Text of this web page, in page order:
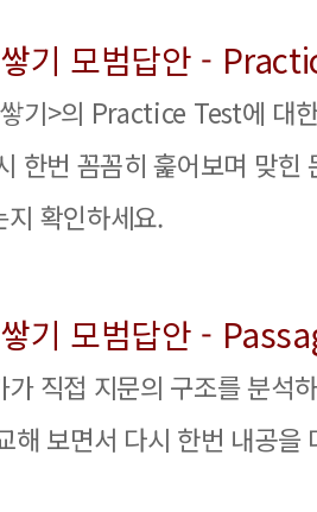
기 모범답안 -
기>의 Practice Test에 대
한번 꼼꼼히 훑어보며 맞
지 확인하세요.
기 모범답안 -
가 직접 지문의 구조를 분석
해 보면서 다시 한번 내공을